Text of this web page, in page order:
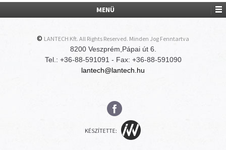
MENÜ
© LANTECH Kft. All Rights Reserved. Minden Jog Fenntartva
8200 Veszprém,Pápai út 6.
Tel.: +36-88-591091 - Fax: +36-88-591090
lantech@lantech.hu